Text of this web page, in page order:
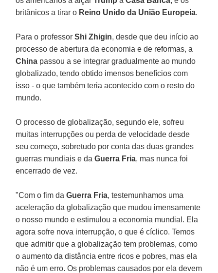
britânicos a tirar o Reino Unido da União Europeia.
Para o professorShi Zhigin, desde que deu início ao
processo de abertura da economia e de reformas, a
China passou a se integrar gradualmente ao mundo
globalizado, tendo obtido imensos benefícios com
isso - o que também teria acontecido com o resto do
mundo.
O processo de globalização, segundo ele, sofreu
muitas interrupções ou perda de velocidade desde
seu começo, sobretudo por conta das duas grandes
guerras mundiais e daGuerra Fria, mas nunca foi
encerrado de vez.
"Com o fim daGuerra Fria, testemunhamos uma
aceleração da globalização que mudou imensamente
o nosso mundo e estimulou a economia mundial. Ela
agora sofre nova interrupção, o que é cíclico. Temos
que admitir que a globalização tem problemas, como
o aumento da distância entre ricos e pobres, mas ela
não é um erro. Os problemas causados por ela devem